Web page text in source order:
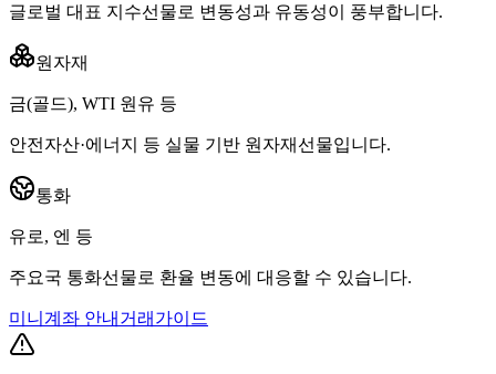
글로벌 대표 지수선물로 변동성과 유동성이 풍부합니다.
원자재
금(골드), WTI 원유 등
안전자산·에너지 등 실물 기반 원자재선물입니다.
통화
유로, 엔 등
주요국 통화선물로 환율 변동에 대응할 수 있습니다.
미니계좌 안내 거래가이드